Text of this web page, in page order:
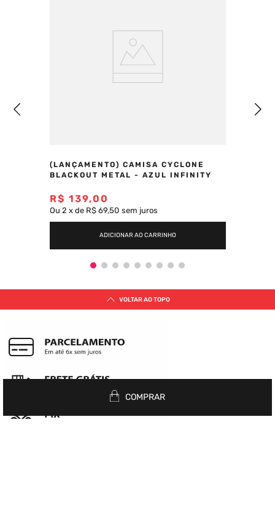
COMPRAR
(LANÇAMENTO) CAMISA CYCLONE
BLACKOUT METAL - AZUL INFINITY
R$ 139,00
Ou 2 xde R$ 69,50 sem juros
ADICIONAR AO CARRINHO
VOLTAR AO TOPO